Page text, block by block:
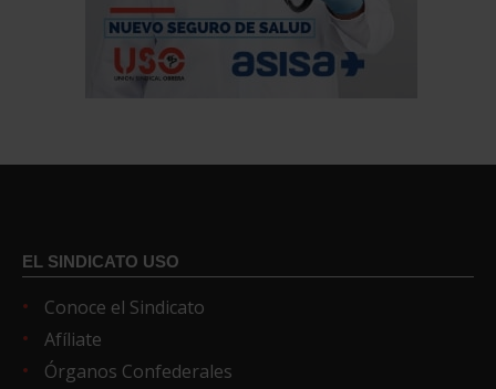
EL SINDICATO USO
Conoce el Sindicato
Afíliate
Órganos Confederales